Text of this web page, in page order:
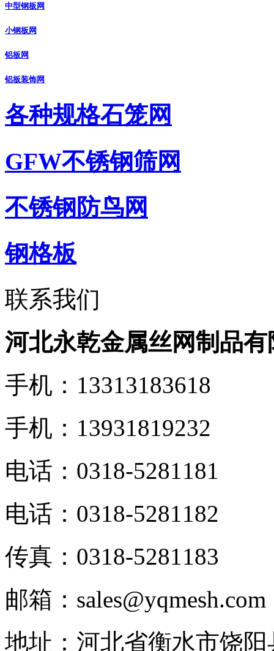
中型钢板网
小钢板网
铝板网
铝板装饰网
各种规格石笼网
GFW不锈钢筛网
不锈钢防鸟网
钢格板
联系我们
河北永乾金属丝网制品有
手机：13313183618
手机：13931819232
电话：0318-5281181
电话：0318-5281182
传真：0318-5281183
邮箱：sales@yqmesh.com
地址：河北省衡水市饶